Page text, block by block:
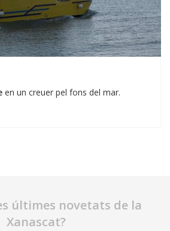
en un creuer pel fons del mar.
últimes novetats de la
Xanascat?